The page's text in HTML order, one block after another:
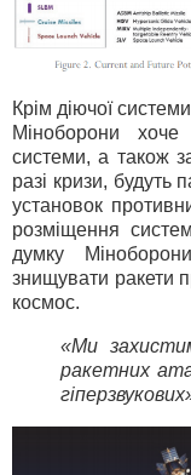
Крім діючої
Міноборони
системи, а також
разі кризи, будуть
установок
розміщення
думку
знищувати ракети
космос.
«Ми
ракетних